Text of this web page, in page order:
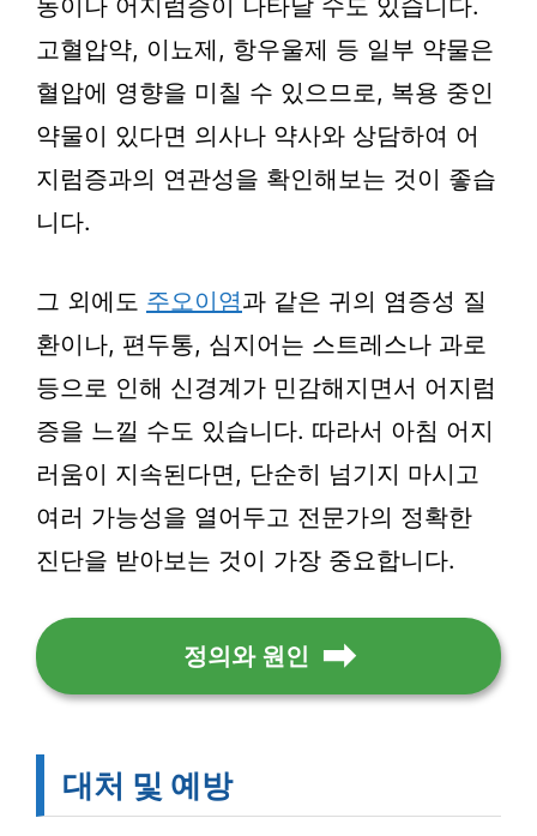
동이나 어지럼증이 나타날 수도 있습니다.
고혈압약, 이뇨제, 항우울제 등 일부 약물은
혈압에 영향을 미칠 수 있으므로, 복용 중인
약물이 있다면 의사나 약사와 상담하여 어
지럼증과의 연관성을 확인해보는 것이 좋습
니다.
그 외에도 주오이염과 같은 귀의 염증성 질
환이나, 편두통, 심지어는 스트레스나 과로
등으로 인해 신경계가 민감해지면서 어지럼
증을 느낄 수도 있습니다. 따라서 아침 어지
러움이 지속된다면, 단순히 넘기지 마시고
여러 가능성을 열어두고 전문가의 정확한
진단을 받아보는 것이 가장 중요합니다.
정의와 원인
대처 및 예방